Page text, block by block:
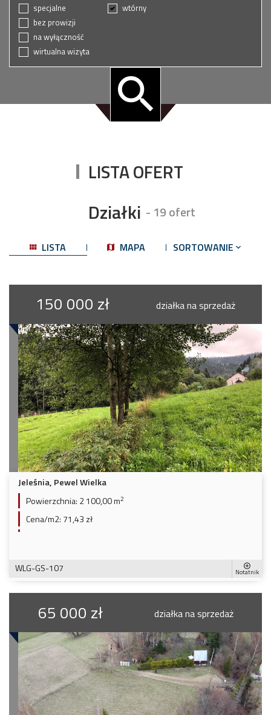
specjalne
bez prowizji
na wyłączność
wirtualna wizyta
wtórny
LISTA OFERT
Działki - 19 ofert
LISTA MAPA SORTOWANIE
150 000 zł działka na sprzedaż
Jeleśnia, Pewel Wielka
Powierzchnia: 2 100,00 m2
Cena/m2: 71,43 zł
WLG-GS-107 Notatnik
65 000 zł działka na sprzedaż